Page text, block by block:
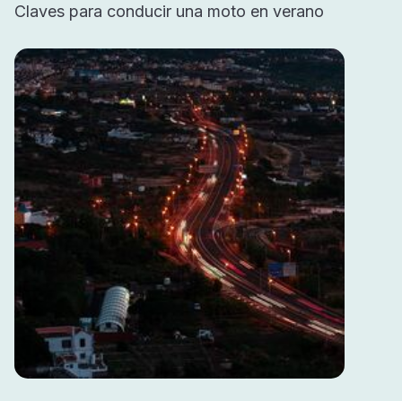
Claves para conducir una moto en verano